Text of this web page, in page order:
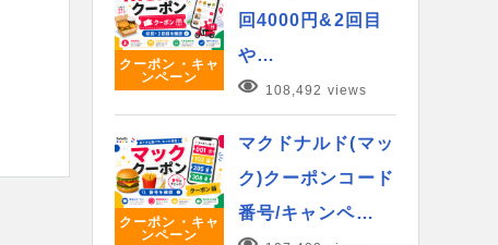
クーポン・キャ
ンペーン
回4000円&2回目
や…
108,492 views
クーポン・キャ
ンペーン
マクドナルド(マッ
ク)クーポンコード
番号/キャンペ…